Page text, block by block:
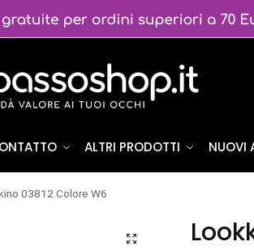
ALTRI PRODOTTI NUOVI
03812 Colore W6